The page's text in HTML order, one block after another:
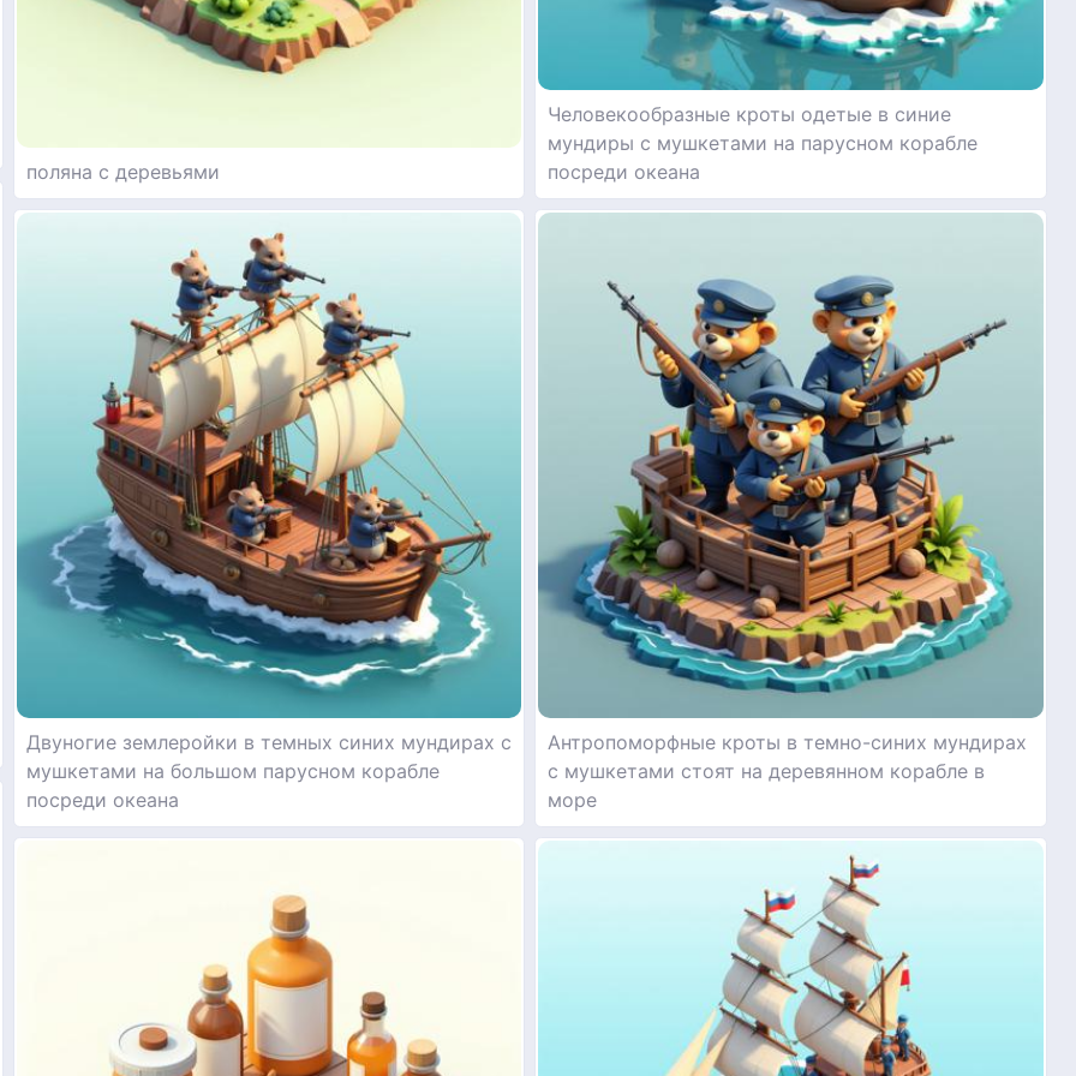
поляна с деревьями
Двуногие землеройки в темных синих мундирах с
мушкетами на большом парусном корабле
посреди океана
Человекообразные кроты одетые в синие
мундиры с мушкетами на парусном корабле
посреди океана
Антропоморфные кроты в темно-синих мундирах
с мушкетами стоят на деревянном корабле в
море